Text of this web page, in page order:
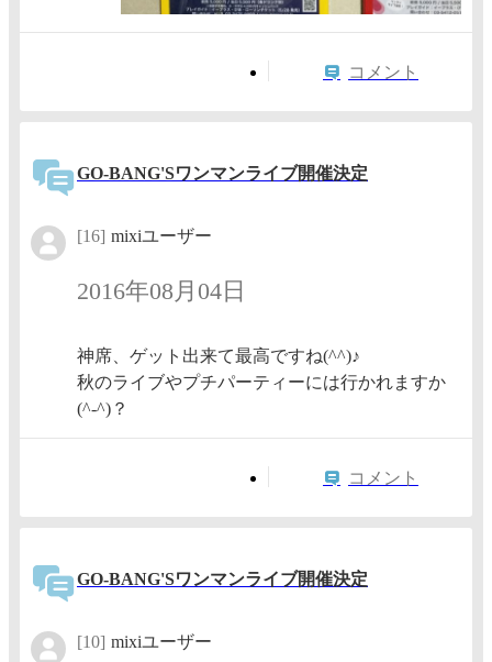
コメント
GO-BANG'Sワンマンライブ開催決定
[16] mixiユーザー
2016年08月04日
神席、ゲット出来て最高ですね(^^)♪
秋のライブやプチパーティーには行かれますか
(^-^)？
コメント
GO-BANG'Sワンマンライブ開催決定
[10] mixiユーザー